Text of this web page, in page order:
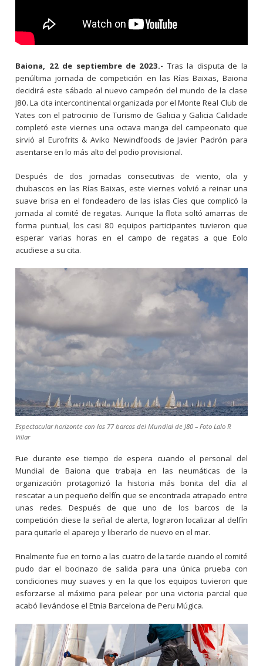
Baiona, 22 de septiembre de 2023.- Tras la disputa de la
penúltima jornada de competición en las Rías Baixas, Baiona
decidirá este sábado al nuevo campeón del mundo de la clase
J80. La cita intercontinental organizada por el Monte Real Club de
Yates con el patrocinio de Turismo de Galicia y Galicia Calidade
completó este viernes una octava manga del campeonato que
sirvió al Eurofrits & Aviko Newindfoods de Javier Padrón para
asentarse en lo más alto del podio provisional.
Después de dos jornadas consecutivas de viento, ola y
chubascos en las Rías Baixas, este viernes volvió a reinar una
suave brisa en el fondeadero de las islas Cíes que complicó la
jornada al comité de regatas. Aunque la flota soltó amarras de
forma puntual, los casi 80 equipos participantes tuvieron que
esperar varias horas en el campo de regatas a que Eolo
acudiese a su cita.
Espectacular horizonte con los 77 barcos del Mundial de J80 – Foto Lalo R
Villar
Fue durante ese tiempo de espera cuando el personal del
Mundial de Baiona que trabaja en las neumáticas de la
organización protagonizó la historia más bonita del día al
rescatar a un pequeño delfín que se encontrada atrapado entre
unas redes. Después de que uno de los barcos de la
competición diese la señal de alerta, lograron localizar al delfín
para quitarle el aparejo y liberarlo de nuevo en el mar.
Finalmente fue en torno a las cuatro de la tarde cuando el comité
pudo dar el bocinazo de salida para una única prueba con
condiciones muy suaves y en la que los equipos tuvieron que
esforzarse al máximo para pelear por una victoria parcial que
acabó llevándose el Etnia Barcelona de Peru Múgica.